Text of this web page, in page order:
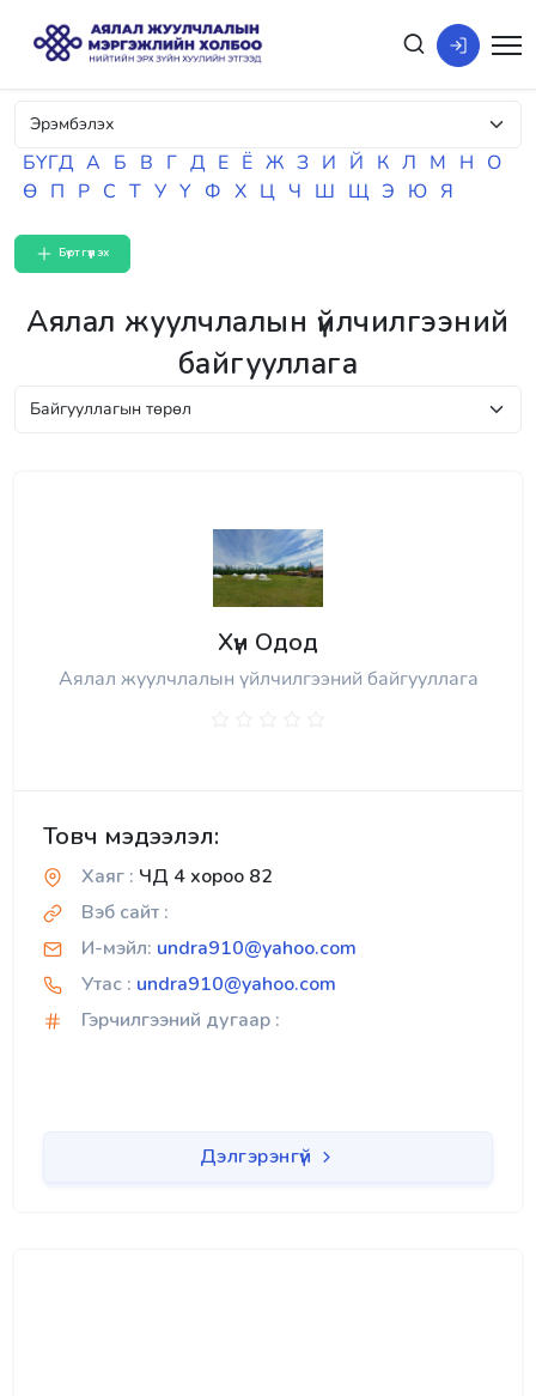
БҮГД А Б В Г Д Е Ё Ж З И Й К Л М Н О
Ө П Р С Т У Ү Ф Х Ц Ч Ш Щ Э Ю Я
Бүртгүүлэх
Аялал жуулчлалын үйлчилгээний
байгууллага
Хүн Одод
Аялал жуулчлалын үйлчилгээний байгууллага
Товч мэдээлэл:
Хаяг : ЧД 4 хороо 82
Вэб сайт :
И-мэйл: undra910@yahoo.com
Утас : undra910@yahoo.com
Гэрчилгээний дугаар :
Дэлгэрэнгүй